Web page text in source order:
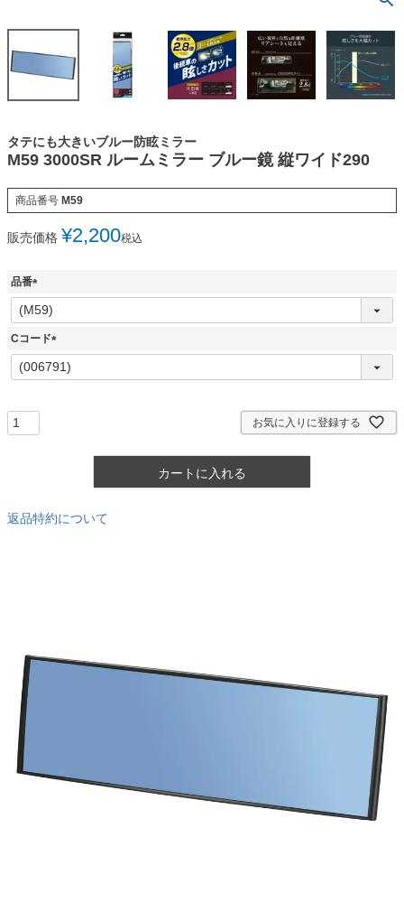
タテにも大きいブルー防眩ミラー
M59 3000SR ルームミラー ブルー鏡 縦ワイド290
商品番号 M59
販売価格 ¥2,200税込
品番
(
必
須
Cコード
(
必
お気に入りに登録する
カートに入れる
返品特約について